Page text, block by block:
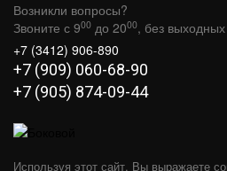
Возникли вопросы?
Звоните с 900 до 2000, без выходных
+7 (3412) 906-890
+7 (909) 060-68-90
+7 (905) 874-09-44
Используя этот сайт, Вы выражаете